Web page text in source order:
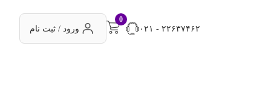
۰۲۱ - ۲۲۶۳۷۴۶۲
0
ورود / ثبت نام